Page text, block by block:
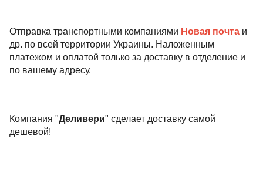
Отправка транспортными компаниями Новая почта и
др. по всей территории Украины. Наложенным
платежом и оплатой только за доставку в отделение и
по вашему адресу.
Компания "Деливери" сделает доставку самой
дешевой!